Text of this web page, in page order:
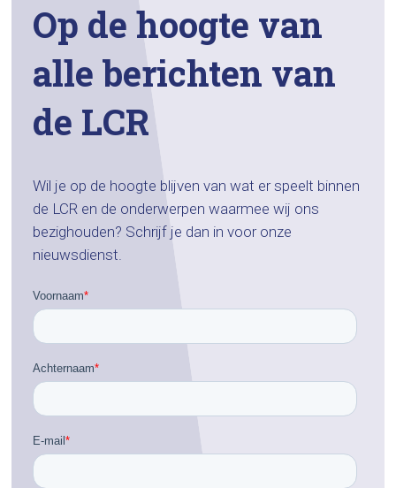
Op de hoogte van
alle berichten van
de LCR
Wil je op de hoogte blijven van wat er speelt binnen
de LCR en de onderwerpen waarmee wij ons
bezighouden? Schrijf je dan in voor onze
nieuwsdienst.